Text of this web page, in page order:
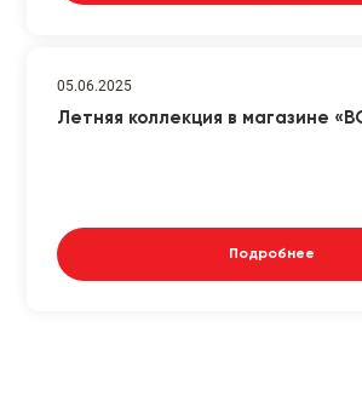
05.06.2025
Летняя коллекция в магазине
Подробнее